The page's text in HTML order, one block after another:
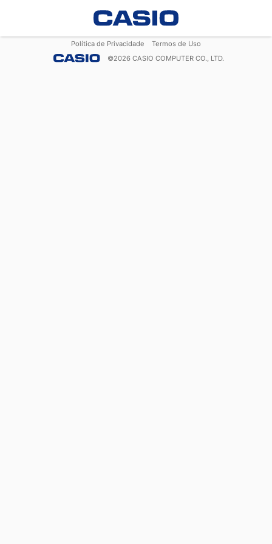
Política de Privacidade
Termos de Uso
©2026 CASIO COMPUTER CO., LTD.